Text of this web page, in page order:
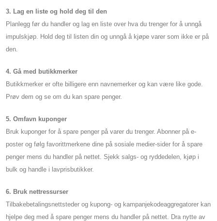
3. Lag en liste og hold deg til den
Planlegg før du handler og lag en liste over hva du trenger for å unngå
impulskjøp. Hold deg til listen din og unngå å kjøpe varer som ikke er på
den.
4. Gå med butikkmerker
Butikkmerker er ofte billigere enn navnemerker og kan være like gode.
Prøv dem og se om du kan spare penger.
5. Omfavn kuponger
Bruk kuponger for å spare penger på varer du trenger. Abonner på e-
poster og følg favorittmerkene dine på sosiale medier-sider for å spare
penger mens du handler på nettet. Sjekk salgs- og ryddedelen, kjøp i
bulk og handle i lavprisbutikker.
6. Bruk nettressurser
Tilbakebetalingsnettsteder og kupong- og kampanjekodeaggregatorer kan
hjelpe deg med å spare penger mens du handler på nettet. Dra nytte av